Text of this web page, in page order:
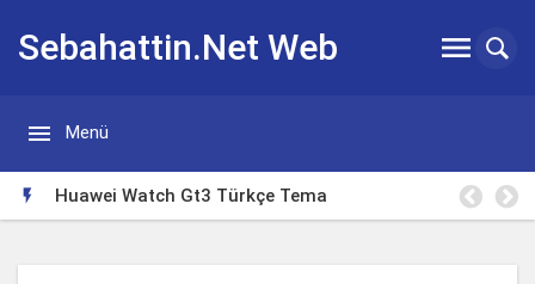
Sebahattin.Net Web
Günlügü

 Menü
 Huawei Watch Gt3 Türkçe Tema